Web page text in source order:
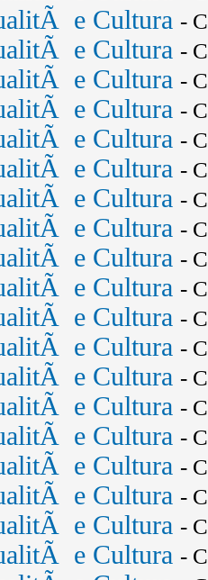
e Cultura -
e Cultura -
e Cultura -
e Cultura -
e Cultura -
e Cultura -
e Cultura -
e Cultura -
e Cultura -
e Cultura -
e Cultura -
e Cultura -
e Cultura -
e Cultura -
e Cultura -
e Cultura -
e Cultura -
e Cultura -
e Cultura -